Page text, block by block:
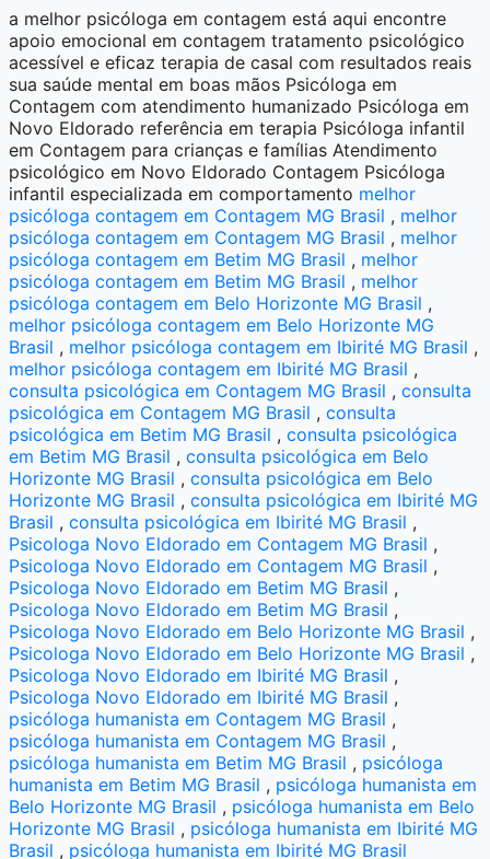
a melhor psicóloga em contagem está aqui encontre
apoio emocional em contagem tratamento psicológico
acessível e eficaz terapia de casal com resultados reais
sua saúde mental em boas mãos Psicóloga em
Contagem com atendimento humanizado Psicóloga em
Novo Eldorado referência em terapia Psicóloga infantil
em Contagem para crianças e famílias Atendimento
psicológico em Novo Eldorado Contagem Psicóloga
infantil especializada em comportamento melhor
psicóloga contagem em Contagem MG Brasil , melhor
psicóloga contagem em Contagem MG Brasil , melhor
psicóloga contagem em Betim MG Brasil , melhor
psicóloga contagem em Betim MG Brasil , melhor
psicóloga contagem em Belo Horizonte MG Brasil ,
melhor psicóloga contagem em Belo Horizonte MG
Brasil , melhor psicóloga contagem em Ibirité MG Brasil ,
melhor psicóloga contagem em Ibirité MG Brasil ,
consulta psicológica em Contagem MG Brasil ,consulta
psicológica em Contagem MG Brasil ,consulta
psicológica em Betim MG Brasil ,consulta psicológica
em Betim MG Brasil ,consulta psicológica em Belo
Horizonte MG Brasil ,consulta psicológica em Belo
Horizonte MG Brasil ,consulta psicológica em Ibirité MG
Brasil ,consulta psicológica em Ibirité MG Brasil ,
Psicologa Novo Eldorado em Contagem MG Brasil ,
Psicologa Novo Eldorado em Contagem MG Brasil ,
Psicologa Novo Eldorado em Betim MG Brasil ,
Psicologa Novo Eldorado em Betim MG Brasil ,
Psicologa Novo Eldorado em Belo Horizonte MG Brasil ,
Psicologa Novo Eldorado em Belo Horizonte MG Brasil ,
Psicologa Novo Eldorado em Ibirité MG Brasil ,
Psicologa Novo Eldorado em Ibirité MG Brasil ,
psicóloga humanista em Contagem MG Brasil ,
psicóloga humanista em Contagem MG Brasil ,
psicóloga humanista em Betim MG Brasil , psicóloga
humanista em Betim MG Brasil , psicóloga humanista em
Belo Horizonte MG Brasil , psicóloga humanista em Belo
Horizonte MG Brasil , psicóloga humanista em Ibirité MG
Brasil , psicóloga humanista em Ibirité MG Brasil